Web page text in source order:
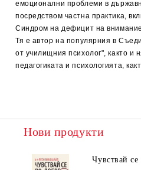
емоционални проблеми в
посредством частна практика,
Синдром на дефицит на
Тя е автор на популярния в
от училищния психолог", както и
педагогиката и психологията,
Нови продукти
Чувствай